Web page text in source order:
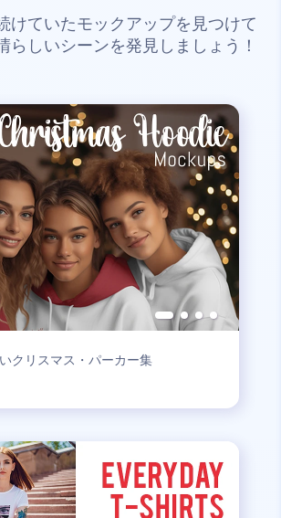
けていたモックアップを見つけて
らしいシーンを発見しましょう！
クリスマス・パーカー集